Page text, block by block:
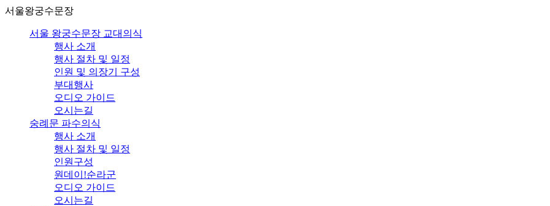
서울왕궁수문장
서울 왕궁수문장 교대의식
행사 소개
행사 절차 및 일정
인원 및 의장기 구성
부대행사
오디오 가이드
오시는길
숭례문 파수의식
행사 소개
행사 절차 및 일정
인원구성
원데이!순라군
오디오 가이드
오시는길